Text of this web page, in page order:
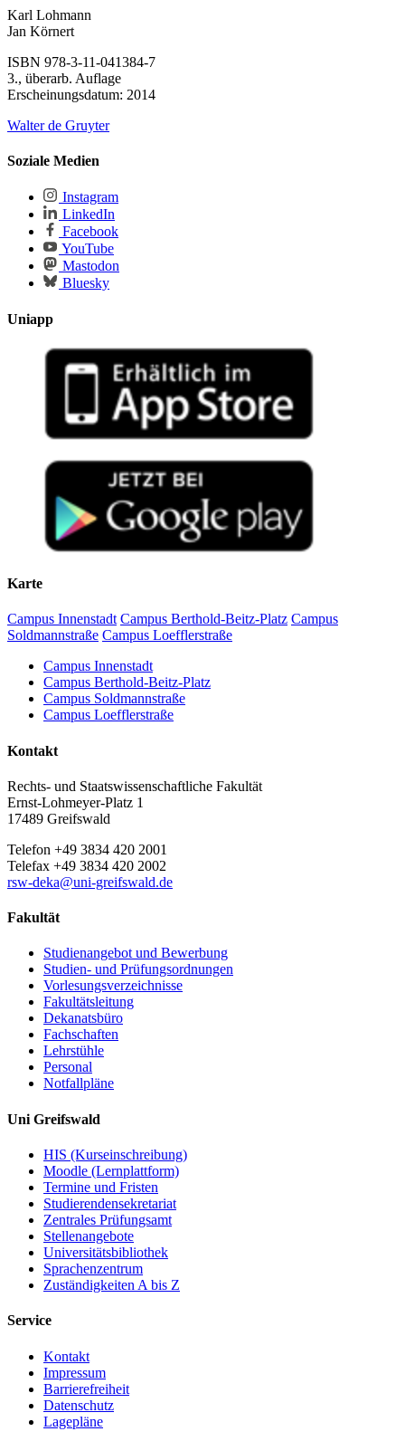
Karl Lohmann
Jan Körnert
ISBN 978-3-11-041384-7
3., überarb. Auflage
Erscheinungsdatum: 2014
Walter de Gruyter
Soziale Medien
Instagram
LinkedIn
Facebook
YouTube
Mastodon
Bluesky
Uniapp
Karte
Campus Innenstadt Campus Berthold-Beitz-Platz Campus
Soldmannstraße Campus Loefflerstraße
Campus Innenstadt
Campus Berthold-Beitz-Platz
Campus Soldmannstraße
Campus Loefflerstraße
Kontakt
Rechts- und Staatswissenschaftliche Fakultät
Ernst-Lohmeyer-Platz 1
17489 Greifswald
Telefon +49 3834 420 2001
Telefax +49 3834 420 2002
rsw-deka@uni-greifswald.de
Fakultät
Studienangebot und Bewerbung
Studien- und Prüfungsordnungen
Vorlesungsverzeichnisse
Fakultätsleitung
Dekanatsbüro
Fachschaften
Lehrstühle
Personal
Notfallpläne
Uni Greifswald
HIS (Kurseinschreibung)
Moodle (Lernplattform)
Termine und Fristen
Studierendensekretariat
Zentrales Prüfungsamt
Stellenangebote
Universitätsbibliothek
Sprachenzentrum
Zuständigkeiten A bis Z
Service
Kontakt
Impressum
Barrierefreiheit
Datenschutz
Lagepläne